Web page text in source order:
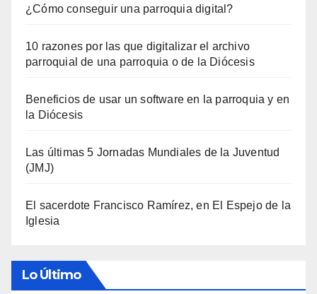
¿Cómo conseguir una parroquia digital?
10 razones por las que digitalizar el archivo
parroquial de una parroquia o de la Diócesis
Beneficios de usar un software en la parroquia y en
la Diócesis
Las últimas 5 Jornadas Mundiales de la Juventud
(JMJ)
El sacerdote Francisco Ramírez, en El Espejo de la
Iglesia
Lo Último